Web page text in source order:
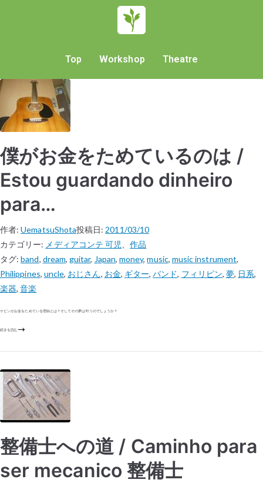
Top Workshop Theatre
僕がお金をためているのは /
Estou guardando dinheiro
para…
作者:UematsuShota投稿日: 2011/03/10
カテゴリー: メディアコンテ 可児 、作品
タグ:band, dream,guitar, Japan, money,music, music instrument,
Philippines, uncle, おじさん, お金, ギター,バンド, フィリピン, 夢, 日系,
楽器,音楽
ケビンがお金をためている理由とは？そしてその夢は叶うのでしょうか？
続きを読む
整備士への道 / Caminho para
ser mecanico 整備士